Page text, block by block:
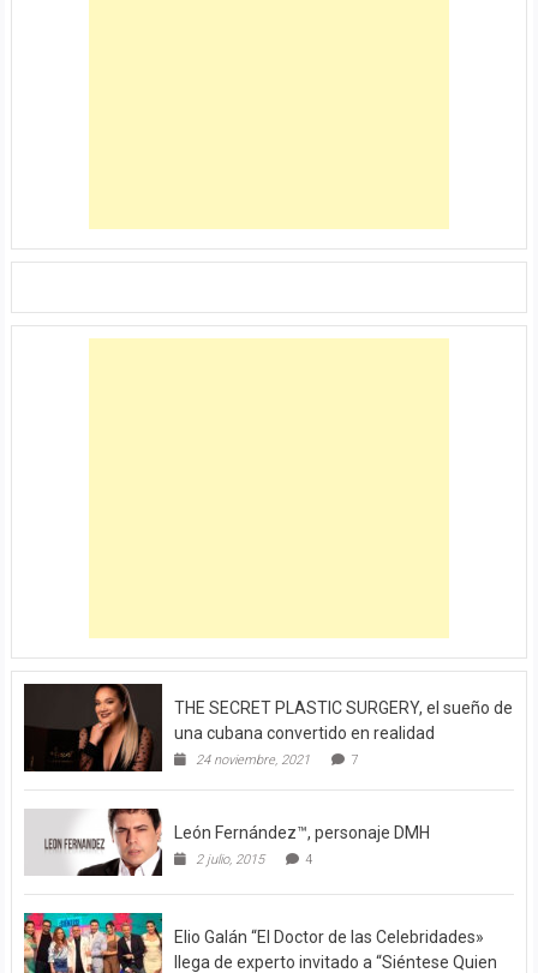
THE SECRET PLASTIC SURGERY, el sueño de
una cubana convertido en realidad
24 noviembre, 2021 7
León Fernández™, personaje DMH
2 julio, 2015 4
Elio Galán “El Doctor de las Celebridades»
llega de experto invitado a “Siéntese Quien